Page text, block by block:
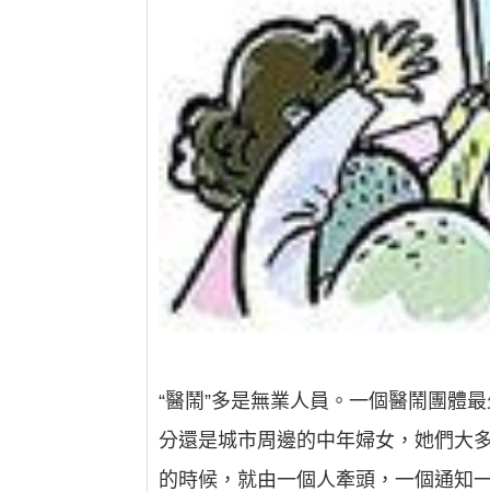
“醫鬧”多是無業人員。一個醫鬧團體
分還是城市周邊的中年婦女，她們大
的時候，就由一個人牽頭，一個通知